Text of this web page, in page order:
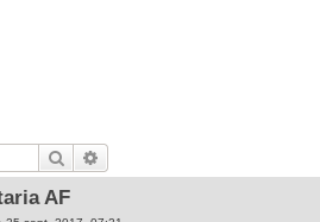
Rechercher
AF